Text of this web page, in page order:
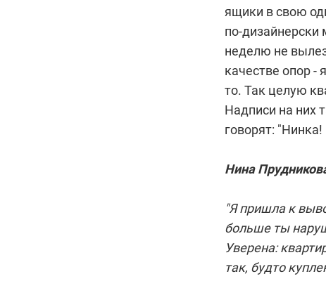
ящики в свою
по-
неделю не
качестве опор
то. Так целую
Надписи на них
говорят:
Нина
"Я пришла к
больше ты
Уверена:
так, будто